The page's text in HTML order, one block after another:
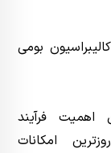
از کالیبراسیون بومی
فرآیند
امکانات